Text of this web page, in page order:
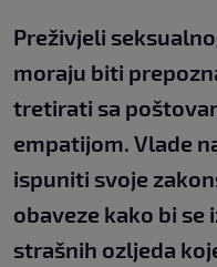
Preživjeli
moraju biti
tretirati sa
empatijom. Vlade
ispuniti svoje
obaveze kako bi
strašnih ozljeda